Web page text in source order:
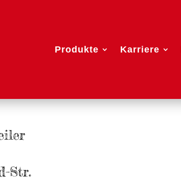
Produkte Karriere
Str.